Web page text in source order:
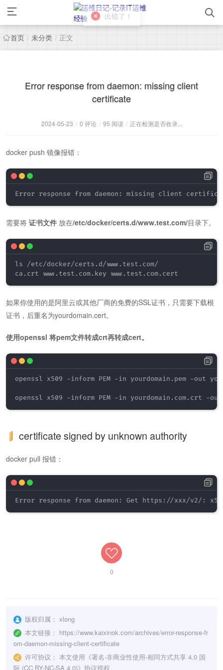
首页 / 未分类 / 正文
Error response from daemon: missing client
certificate
2024-05-23 / 0 评论 / 95 阅读 / 正在检测是否收录...
docker push 镜像报错：
Error response from daemon: missing client
需要将 证书文件 放在/etc/docker/certs.d/www.test.com/目录下。
ls /etc/docker/certs.d/www.test.com/
ca.crt www.test.com.key www.test.com.cert
如果你使用的是阿里云或其他厂商的免费的SSL证书，只需要下载根
证书，后重名为yourdomain.cert。
使用openssl 将pem文件转成crt再转成cert。
openssl x509 -inform PEM -in yourdomain.pem -out
openssl x509 -inform PEM -in yourdomain.com.crt -
certificate signed by unknown authority
docker pull 报错：
Error response from daemon: Get https://xxx/v2/:
0
版权归属： xlong
本文链接： https://www.kaixinok.com/archives/error-response-fr
om-daemon-missing-client-certificate
许可协议： 本文使用《署名-非商业性使用-相同方式共享 4.0 国
际 (CC BY-NC-SA 4.0)》协议授权
出错了！